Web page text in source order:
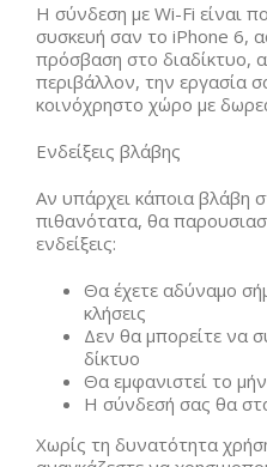
Η σύνδεση με Wi-Fi είναι
συσκευή σαν το iPhone 6,
πρόσβαση στο διαδίκτυο,
περιβάλλον, την εργασία
κοινόχρηστο χώρο με
Ενδείξεις βλάβης
Αν υπάρχει κάποια βλάβη
πιθανότατα, θα
ενδείξεις:
Θα έχετε αδύναμο
κλήσεις
Δεν θα μπορείτε να
δίκτυο
Θα εμφανιστεί το
Η σύνδεσή σας θα
Χωρίς τη δυνατότητα